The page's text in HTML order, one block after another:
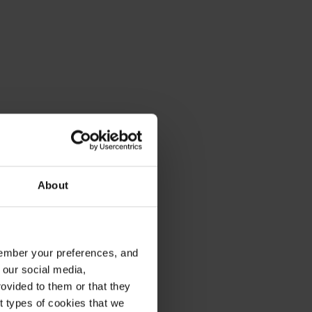
About
your preferences, and
social media,
to them or that they
types of cookies that we